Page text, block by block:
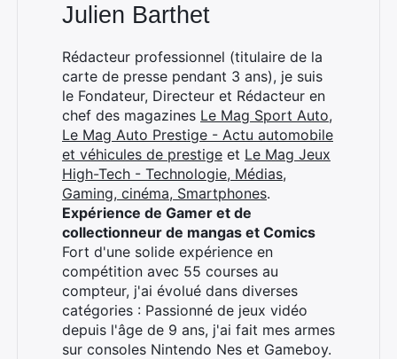
Julien Barthet
Rédacteur professionnel (titulaire de la
carte de presse pendant 3 ans), je suis
le Fondateur, Directeur et Rédacteur en
chef des magazines Le Mag Sport Auto,
Le Mag Auto Prestige - Actu automobile
et véhicules de prestige et Le Mag Jeux
High-Tech - Technologie, Médias,
Gaming, cinéma, Smartphones.
Expérience de Gamer et de
collectionneur de mangas et Comics
Fort d'une solide expérience en
compétition avec 55 courses au
compteur, j'ai évolué dans diverses
catégories : Passionné de jeux vidéo
depuis l'âge de 9 ans, j'ai fait mes armes
sur consoles Nintendo Nes et Gameboy.
Rechercher